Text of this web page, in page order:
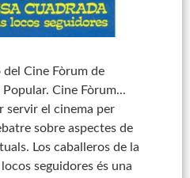
del Cine Fòrum de
Cine Fòrum...
servir el cinema per
sobre aspectes de
Los caballeros de la
seguidores és una